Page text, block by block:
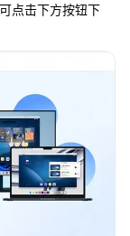
点击下方按钮下